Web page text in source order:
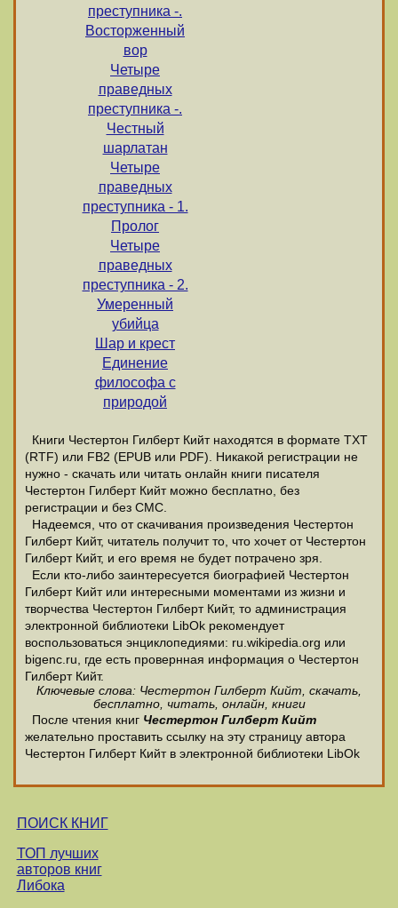
преступника -.
Восторженный
вор
Четыре
праведных
преступника -.
Честный
шарлатан
Четыре
праведных
преступника - 1.
Пролог
Четыре
праведных
преступника - 2.
Умеренный
убийца
Шар и крест
Единение
философа с
природой
Книги Честертон Гилберт Кийт находятся в формате ТХТ
(RTF) или FB2 (EPUB или PDF). Никакой регистрации не
нужно - скачать или читать онлайн книги писателя
Честертон Гилберт Кийт можно бесплатно, без
регистрации и без СМС.
Надеемся, что от скачивания произведения Честертон
Гилберт Кийт, читатель получит то, что хочет от Честертон
Гилберт Кийт, и его время не будет потрачено зря.
Если кто-либо заинтересуется биографией Честертон
Гилберт Кийт или интересными моментами из жизни и
творчества Честертон Гилберт Кийт, то администрация
электронной библиотеки LibOk рекомендует
воспользоваться энциклопедиями: ru.wikipedia.org или
bigenc.ru, где есть провернная информация о Честертон
Гилберт Кийт.
Ключевые слова: Честертон Гилберт Кийт, скачать,
бесплатно, читать, онлайн, книги
После чтения книг Честертон Гилберт Кийт
желательно проставить ссылку на эту страницу автора
Честертон Гилберт Кийт в электронной библиотеки LibOk
ПОИСК КНИГ
ТОП лучших
авторов книг
Либока